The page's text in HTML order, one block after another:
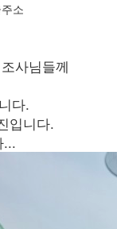
소
사님들께
다.
입니다.
...